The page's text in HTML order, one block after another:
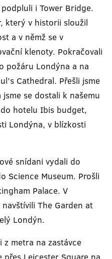
i Tower Bridge.
který v historii sloužil
a v němž se v
klenoty. Pokračovali
požáru Londýna a na
Cathedral. Přešli jsme
se dostali k našemu
hotelu Ibis budget,
Londýna, v blízkosti
snídani vydali do
Science Museum. Prošli
Palace. V
The Garden at
Londýn.
z metra na zastávce